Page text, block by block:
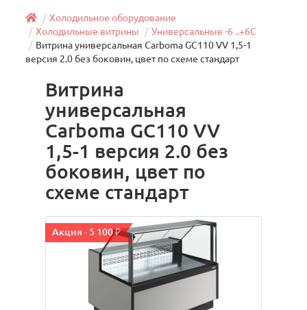
Холодильное оборудование
Холодильные витрины
Универсальные -6 ..+6C
Витрина универсальная Carboma GC110 VV 1,5-1
версия 2.0 без боковин, цвет по схеме стандарт
Витрина
универсальная
Carboma GC110 VV
1,5-1 версия 2.0 без
боковин, цвет по
схеме стандарт
Акция - 5 100 ₽